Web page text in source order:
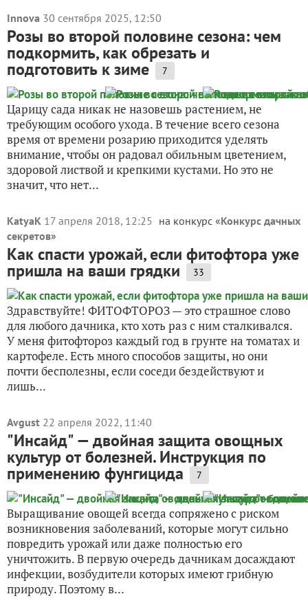
Innova 30 сентября 2025, 12:50
Розы во второй половине сезона: чем
подкормить, как обрезать и
подготовить к зиме 7
Царицу сада никак не назовешь растением, не
требующим особого ухода. В течение всего сезона
время от времени розарию приходится уделять
внимание, чтобы он радовал обильным цветением,
здоровой листвой и крепкими кустами. Но это не
значит, что нет...
KatyaK 17 апреля 2018, 12:25 на конкурс «Конкурс дачных
секретов»
Как спасти урожай, если фитофтора уже
пришла на ваши грядки 33
Здравствуйте! ФИТОФТОРОЗ — это страшное слово
для любого дачника, кто хоть раз с ним сталкивался.
У меня фитофтороз каждый год в грунте на томатах и
картофеле. Есть много способов защиты, но они
почти бесполезны, если соседи бездействуют и
лишь...
Avgust 22 апреля 2022, 11:40
"Инсайд" — двойная защита овощных
культур от болезней. Инструкция по
применению фунгицида 7
Выращивание овощей всегда сопряжено с риском
возникновения заболеваний, которые могут сильно
повредить урожай или даже полностью его
уничтожить. В первую очередь дачникам досаждают
инфекции, возбудители которых имеют грибную
природу. Поэтому в...